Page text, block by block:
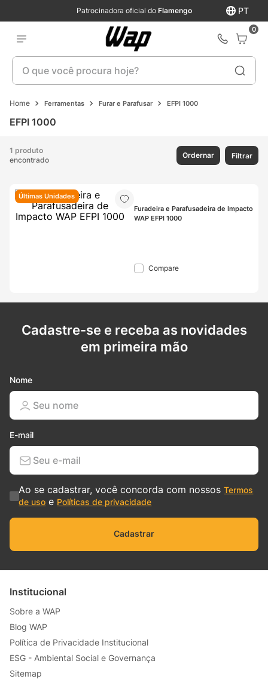
PT
Patrocinadora oficial do Flamengo
0
O que você procura hoje?
Ferramentas Furar e Parafusar EFPI 1000
EFPI 1000
1 produto
encontrado
Ordernar Filtrar
Últimas Unidades
Furadeira e Parafusadeira de Impacto
WAP EFPI 1000
Compare
Cadastre-se e receba as novidades
em primeira mão
Nome
E-mail
Ao se cadastrar, você concorda com nossosTermos
de uso e Políticas de privacidade
Cadastrar
Institucional
Sobre a WAP
Blog WAP
Política de Privacidade Institucional
ESG - Ambiental Social e Governança
Sitemap